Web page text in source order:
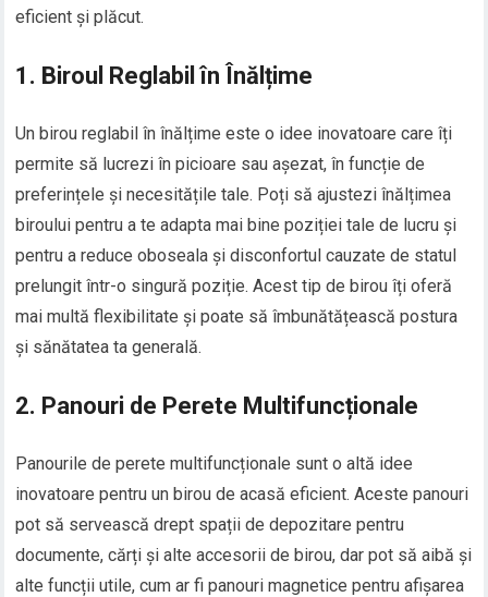
eficient și plăcut.
1. Biroul Reglabil în Înălțime
Un birou reglabil în înălțime este o idee inovatoare care îți
permite să lucrezi în picioare sau așezat, în funcție de
preferințele și necesitățile tale. Poți să ajustezi înălțimea
biroului pentru a te adapta mai bine poziției tale de lucru și
pentru a reduce oboseala și disconfortul cauzate de statul
prelungit într-o singură poziție. Acest tip de birou îți oferă
mai multă flexibilitate și poate să îmbunătățească postura
și sănătatea ta generală.
2. Panouri de Perete Multifuncționale
Panourile de perete multifuncționale sunt o altă idee
inovatoare pentru un birou de acasă eficient. Aceste panouri
pot să servească drept spații de depozitare pentru
documente, cărți și alte accesorii de birou, dar pot să aibă și
alte funcții utile, cum ar fi panouri magnetice pentru afișarea